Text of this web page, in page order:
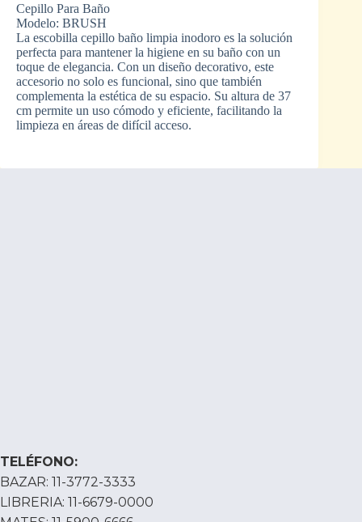
Cepillo Para Baño
Modelo: BRUSH
La escobilla cepillo baño limpia inodoro es la solución
perfecta para mantener la higiene en su baño con un
toque de elegancia. Con un diseño decorativo, este
accesorio no solo es funcional, sino que también
complementa la estética de su espacio. Su altura de 37
cm permite un uso cómodo y eficiente, facilitando la
limpieza en áreas de difícil acceso.
TELÉFONO:
BAZAR: 11-3772-3333
LIBRERIA: 11-6679-0000